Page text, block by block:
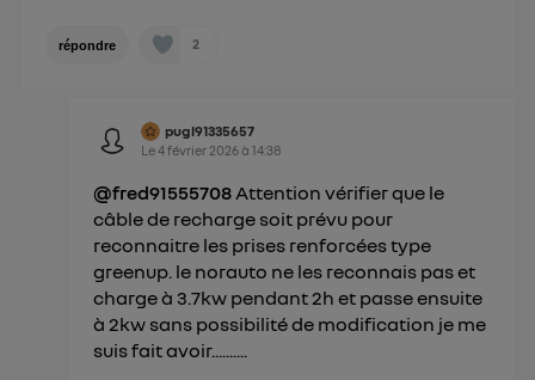
répondre 2
pugl91335657
Le4 février 2026à14:38
@fred91555708Attention vérifier que le
câble de recharge soit prévu pour
reconnaitre les prises renforcées type
greenup. le norauto ne les reconnais pas et
charge à 3.7kw pendant 2h et passe ensuite
à 2kw sans possibilité de modification je me
suis fait avoir..........